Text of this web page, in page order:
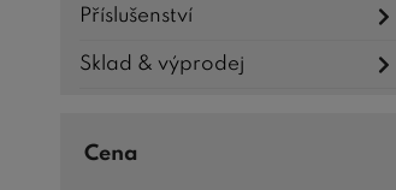
Příslušenství
Sklad & výprodej
Cena